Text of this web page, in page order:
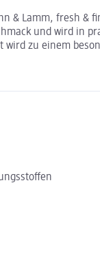
& Lamm, fresh &
und wird in
wird zu einem